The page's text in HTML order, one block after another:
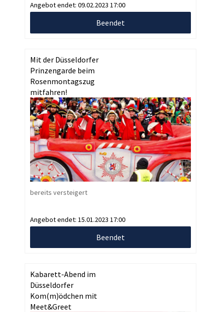
Angebot endet: 09.02.2023 17:00
Beendet
Mit der Düsseldorfer
Prinzengarde beim
Rosenmontagszug
mitfahren!
bereits versteigert
Angebot endet: 15.01.2023 17:00
Beendet
Kabarett-Abend im
Düsseldorfer
Kom(m)ödchen mit
Meet&Greet